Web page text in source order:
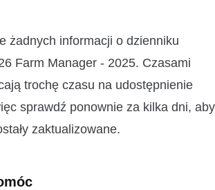
żadnych informacji o dzienniku
Farm Manager - 2025. Czasami
trochę czasu na udostępnienie
sprawdź ponownie za kilka dni, aby
zaktualizowane.